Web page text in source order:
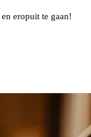
eropuit te gaan!